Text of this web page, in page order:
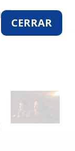
CERRAR